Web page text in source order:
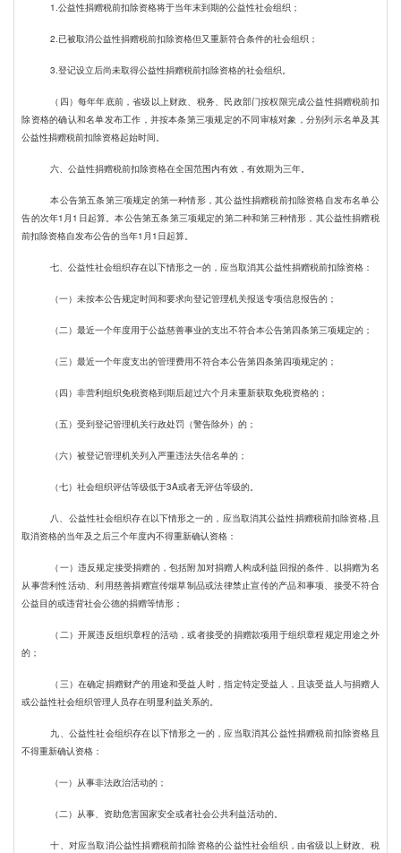
1.公益性捐赠税前扣除资格将于当年末到期的公益性社会组织；
2.已被取消公益性捐赠税前扣除资格但又重新符合条件的社会组织；
3.登记设立后尚未取得公益性捐赠税前扣除资格的社会组织。
（四）每年年底前，省级以上财政、税务、民政部门按权限完成公益性捐赠税前扣
除资格的确认和名单发布工作，并按本条第三项规定的不同审核对象，分别列示名单及其
公益性捐赠税前扣除资格起始时间。
六、公益性捐赠税前扣除资格在全国范围内有效，有效期为三年。
本公告第五条第三项规定的第一种情形，其公益性捐赠税前扣除资格自发布名单公
告的次年1月1日起算。本公告第五条第三项规定的第二种和第三种情形，其公益性捐赠税
前扣除资格自发布公告的当年1月1日起算。
七、公益性社会组织存在以下情形之一的，应当取消其公益性捐赠税前扣除资格：
（一）未按本公告规定时间和要求向登记管理机关报送专项信息报告的；
（二）最近一个年度用于公益慈善事业的支出不符合本公告第四条第三项规定的；
（三）最近一个年度支出的管理费用不符合本公告第四条第四项规定的；
（四）非营利组织免税资格到期后超过六个月未重新获取免税资格的；
（五）受到登记管理机关行政处罚（警告除外）的；
（六）被登记管理机关列入严重违法失信名单的；
（七）社会组织评估等级低于3A或者无评估等级的。
八、公益性社会组织存在以下情形之一的，应当取消其公益性捐赠税前扣除资格,且
取消资格的当年及之后三个年度内不得重新确认资格：
（一）违反规定接受捐赠的，包括附加对捐赠人构成利益回报的条件、以捐赠为名
从事营利性活动、利用慈善捐赠宣传烟草制品或法律禁止宣传的产品和事项、接受不符合
公益目的或违背社会公德的捐赠等情形；
（二）开展违反组织章程的活动，或者接受的捐赠款项用于组织章程规定用途之外
的；
（三）在确定捐赠财产的用途和受益人时，指定特定受益人，且该受益人与捐赠人
或公益性社会组织管理人员存在明显利益关系的。
九、公益性社会组织存在以下情形之一的，应当取消其公益性捐赠税前扣除资格且
不得重新确认资格：
（一）从事非法政治活动的；
（二）从事、资助危害国家安全或者社会公共利益活动的。
十、对应当取消公益性捐赠税前扣除资格的公益性社会组织，由省级以上财政、税